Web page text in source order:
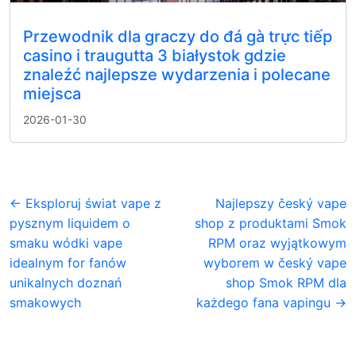
Przewodnik dla graczy do đá gà trực tiếp
casino i traugutta 3 białystok gdzie
znaleźć najlepsze wydarzenia i polecane
miejsca
2026-01-30
← Eksploruj świat vape z
pysznym liquidem o
smaku wódki vape
idealnym for fanów
unikalnych doznań
smakowych
Najlepszy český vape
shop z produktami Smok
RPM oraz wyjątkowym
wyborem w český vape
shop Smok RPM dla
każdego fana vapingu →